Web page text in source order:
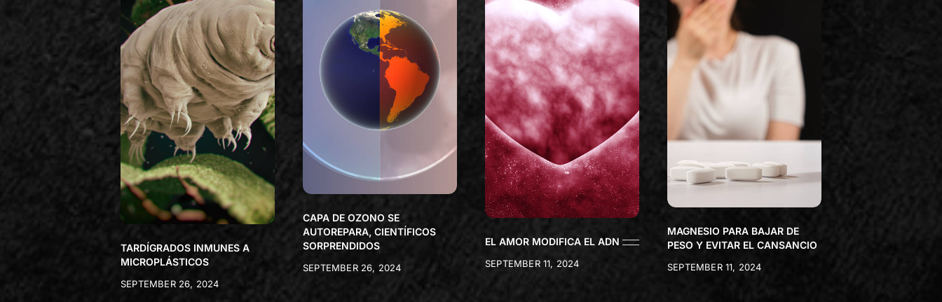
TARDÍGRADOS INMUNES A
MICROPLÁSTICOS
SEPTEMBER 26, 2024
CAPA DE OZONO SE
AUTOREPARA, CIENTÍFICOS
SORPRENDIDOS
SEPTEMBER 26, 2024
EL AMOR MODIFICA EL ADN
SEPTEMBER 11, 2024
MAGNESIO PARA BAJAR DE
PESO Y EVITAR EL CANSANCIO
SEPTEMBER 11, 2024